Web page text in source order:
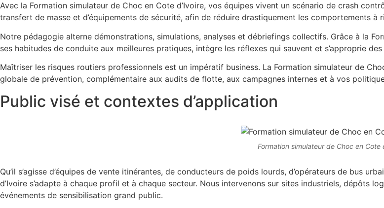
Avec la Formation simulateur de Choc en Cote d’Ivoire, vos équipes vivent un scénario de crash
transfert de masse et d’équipements de sécurité, afin de réduire drastiquement les comportements à
Notre pédagogie alterne démonstrations, simulations, analyses et débriefings collectifs. Grâce à la
ses habitudes de conduite aux meilleures pratiques, intègre les réflexes qui sauvent et s’approprie
Maîtriser les risques routiers professionnels est un impératif business. La Formation simulateur de
globale de prévention, complémentaire aux audits de flotte, aux campagnes internes et à vos
Public visé et contextes d’application
Formation simulateur de Choc en Cote
Qu’il s’agisse d’équipes de vente itinérantes, de conducteurs de poids lourds, d’opérateurs de bus
d’Ivoire s’adapte à chaque profil et à chaque secteur. Nous intervenons sur sites industriels, dépôts
événements de sensibilisation grand public.